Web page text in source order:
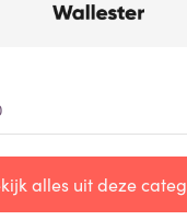
alles uit deze